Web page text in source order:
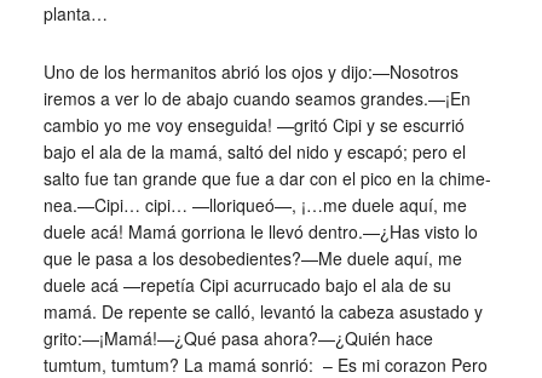
planta…
Uno de los hermanitos abrió los ojos y dijo:—Nosotros
iremos a ver lo de abajo cuando seamos grandes.—¡En
cambio yo me voy enseguida! —gritó Cipi y se escurrió
bajo el ala de la mamá, saltó del nido y escapó; pero el
salto fue tan grande que fue a dar con el pico en la chime-
nea.—Cipi… cipi… —lloriqueó—, ¡…me duele aquí, me
duele acá! Mamá gorriona le llevó dentro.—¿Has visto lo
que le pasa a los desobedientes?—Me duele aquí, me
duele acá —repetía Cipi acurrucado bajo el ala de su
mamá. De repente se calló, levantó la cabeza asustado y
grito:—¡Mamá!—¿Qué pasa ahora?—¿Quién hace
tumtum, tumtum? La mamá sonrió: – Es mi corazon Pero